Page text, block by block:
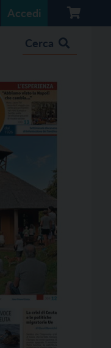
Accedi
Cerca